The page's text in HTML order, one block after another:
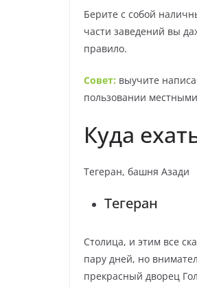
Берите с собой
части заведений вы
правило.
Совет: выучите
пользовании
Куда
Тегеран, башня Азади
Тегеран
Столица, и этим все
пару дней, но
прекрасный дворец